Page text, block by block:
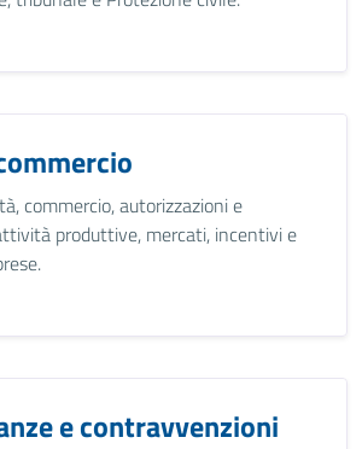
commercio, autorizzazioni e
produttive, mercati, incentivi e
e contravvenzioni